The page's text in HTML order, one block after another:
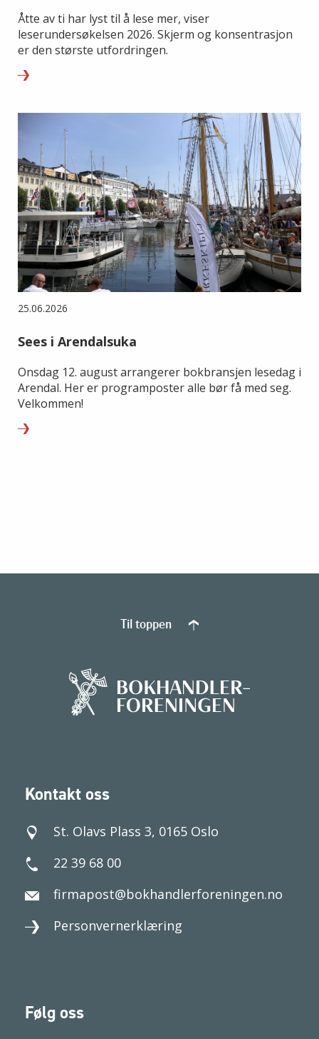
Åtte av ti har lyst til å lese mer, viser
leserundersøkelsen 2026. Skjerm og konsentrasjon
er den største utfordringen.
25.06.2026
Sees i Arendalsuka
Onsdag 12. august arrangerer bokbransjen lesedag i
Arendal. Her er programposter alle bør få med seg.
Velkommen!
Kontakt oss
St. Olavs Plass 3, 0165 Oslo
22 39 68 00
firmapost@bokhandlerforeningen.no
Personvernerklæring
Følg oss
Til toppen